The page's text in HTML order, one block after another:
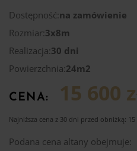
Dostępność:na zamówienie
Rozmiar:3x8m
Realizacja:30 dni
Powierzchnia:24m2
CENA: 15 600
Najniższa cena z 30 dni przed obniżką: 15
Podana cena altany obejmuje: